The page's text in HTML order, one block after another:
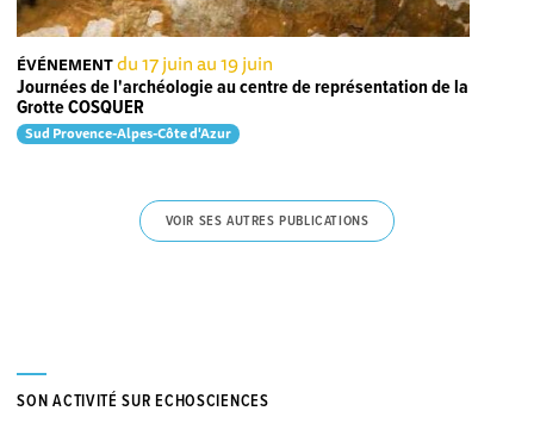
ÉVÉNEMENTdu 17 juin au 19 juin
Journées de l'archéologie au centre de représentation de la
Grotte COSQUER
Sud Provence-Alpes-Côte d'Azur
VOIR SES AUTRES PUBLICATIONS
SON ACTIVITÉ SUR ECHOSCIENCES